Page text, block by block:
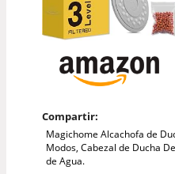
Compartir:
Magichome Alcachofa de
Modos, Cabezal de Ducha
de Agua.